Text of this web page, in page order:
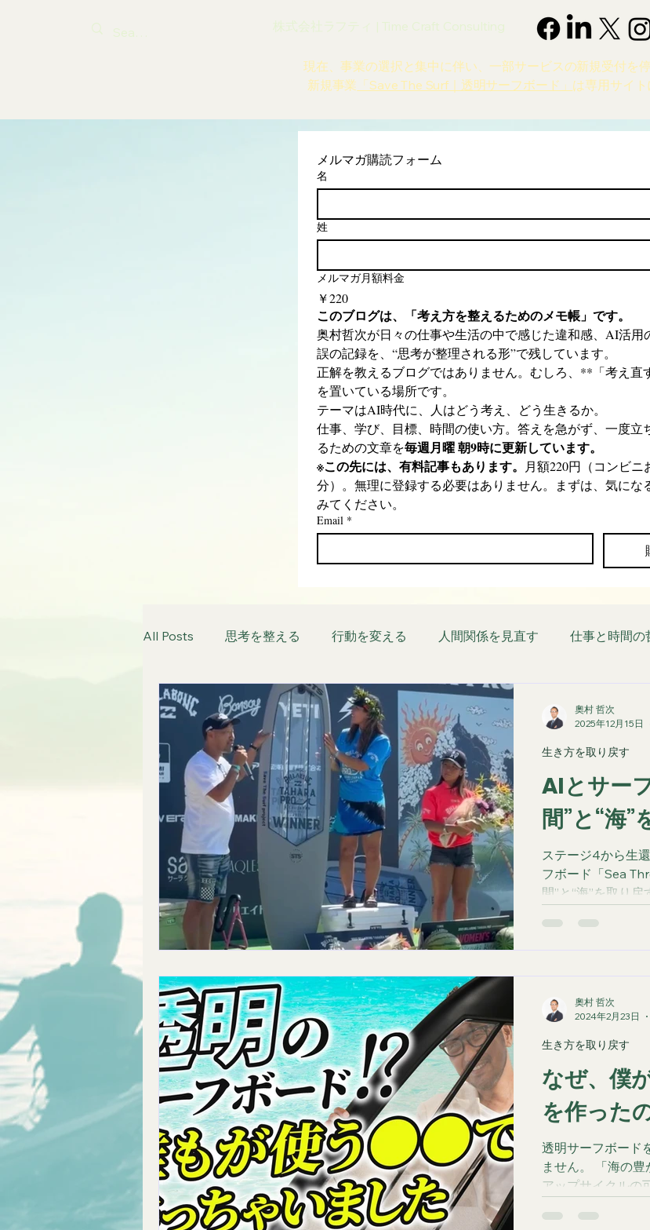
株式会社ラフティ | Time Craft Consulting
現在、事業の選択と集中に伴い、一部サービスの新規受付を停
新規事業 「Save The Surf｜透明サーフボード」 は専用サイト
メルマガ購読フォーム
名
姓
メルマガ月額料金
￥220
このブログは、「考え方を整えるためのメモ帳」です。
奥村哲次が日々の仕事や生活の中で感じた違和感、AI活用
誤の記録を、“思考が整理される形”で残しています。
正解を教えるブログではありません。むしろ、**「考え直
を置いている場所です。
テーマはAI時代に、人はどう考え、どう生きるか。
仕事、学び、目標、時間の使い方。答えを急がず、一度立
るための文章を毎週月曜 朝9時に更新しています。
※この先には、有料記事もあります。
月額220円（コンビニ
分）。無理に登録する必要はありません。まずは、気にな
みてください。
Email *
All Posts 思考を整える 行動を変える 人間関係を見直す 仕事と時間の
AIとサー
間”と“海”
ステージ4から生
フボード「Sea
間”と“海”を取り
生き方を取り戻す
奧村 哲次
2025年12月15日
なぜ、僕
を作った
透明サーフボード
ません。 「海の豊
アップサイクルの
生き方を取り戻す
奧村 哲次
2024年2月23日